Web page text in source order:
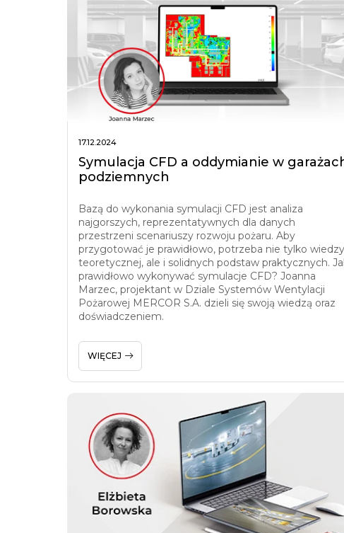
17.12.2024
Symulacja CFD a oddymianie w
podziemnych
Bazą do wykonania symulacji CFD jest analiza
najgorszych, reprezentatywnych dla danych
przestrzeni scenariuszy rozwoju pożaru. Aby
przygotować je prawidłowo, potrzeba nie tylko wiedzy
teoretycznej, ale i solidnych podstaw praktycznych.
prawidłowo wykonywać symulacje CFD? Joanna
Marzec, projektant w Dziale Systemów Wentylacji
Pożarowej MERCOR S.A. dzieli się swoją wiedzą oraz
doświadczeniem.
WIĘCEJ